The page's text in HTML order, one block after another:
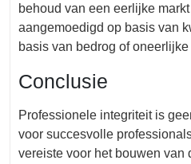
behoud van een eerlijke
aangemoedigd op basis van
basis van bedrog of
Conclusie
Professionele integriteit is
voor succesvolle
vereiste voor het bouwen van